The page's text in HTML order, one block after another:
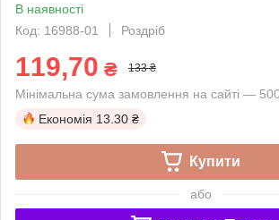
В наявності
Код: 16988-01
Роздріб
119,70 ₴ 133 ₴
Мінімальна сума замовлення на сайті —
Економія 13.30 ₴
Купити
або